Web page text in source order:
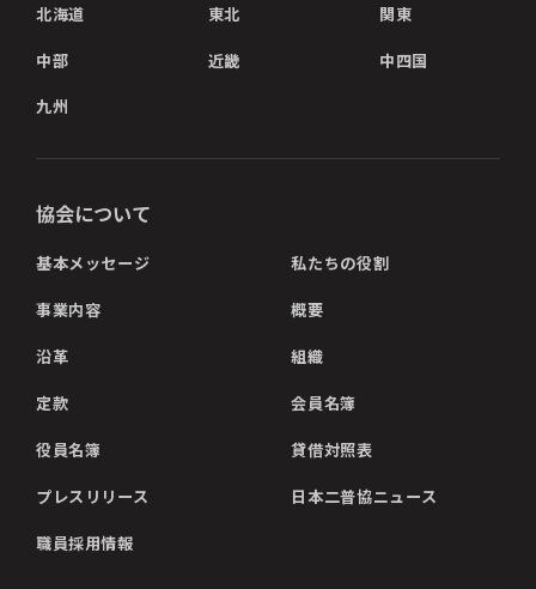
北海道 東北 関東
中部 近畿 中四国
九州
協会について
基本メッセージ 私たちの役割
事業内容 概要
沿革 組織
定款 会員名簿
役員名簿 貸借対照表
プレスリリース 日本二普協ニュース
職員採用情報